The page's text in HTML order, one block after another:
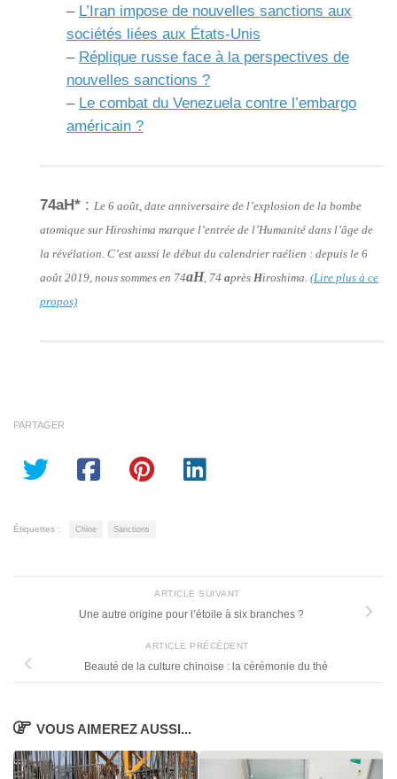
– L’Iran impose de nouvelles sanctions aux
sociétés liées aux États-Unis
– Réplique russe face à la perspectives de
nouvelles sanctions ?
– Le combat du Venezuela contre l’embargo
américain ?
74aH* : Le 6 août, date anniversaire de l’explosion de la bombe
atomique sur Hiroshima marque l’entrée de l’Humanité dans l’âge de
la révélation. C’est aussi le début du calendrier raélien : depuis le 6
août 2019, nous sommes en 74aH, 74 après Hiroshima. (Lire plus à ce
propos)
PARTAGER
Étiquettes : Chine Sanctions
ARTICLE SUIVANT
Une autre origine pour l’étoile à six branches ?
ARTICLE PRÉCÉDENT
Beauté de la culture chinoise : la cérémonie du thé
VOUS AIMEREZ AUSSI...